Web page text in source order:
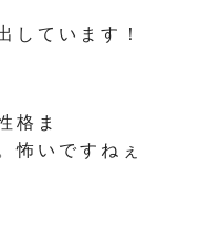
しています！
格ま
怖いですねぇ